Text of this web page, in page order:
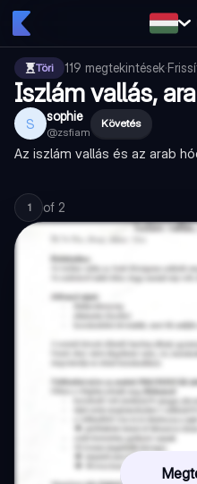
Töri 119 megtekintések·
Iszlám vallás,
S sophie
@zsfiam
Követés
Az iszlám vallás és az arab
1 of 2